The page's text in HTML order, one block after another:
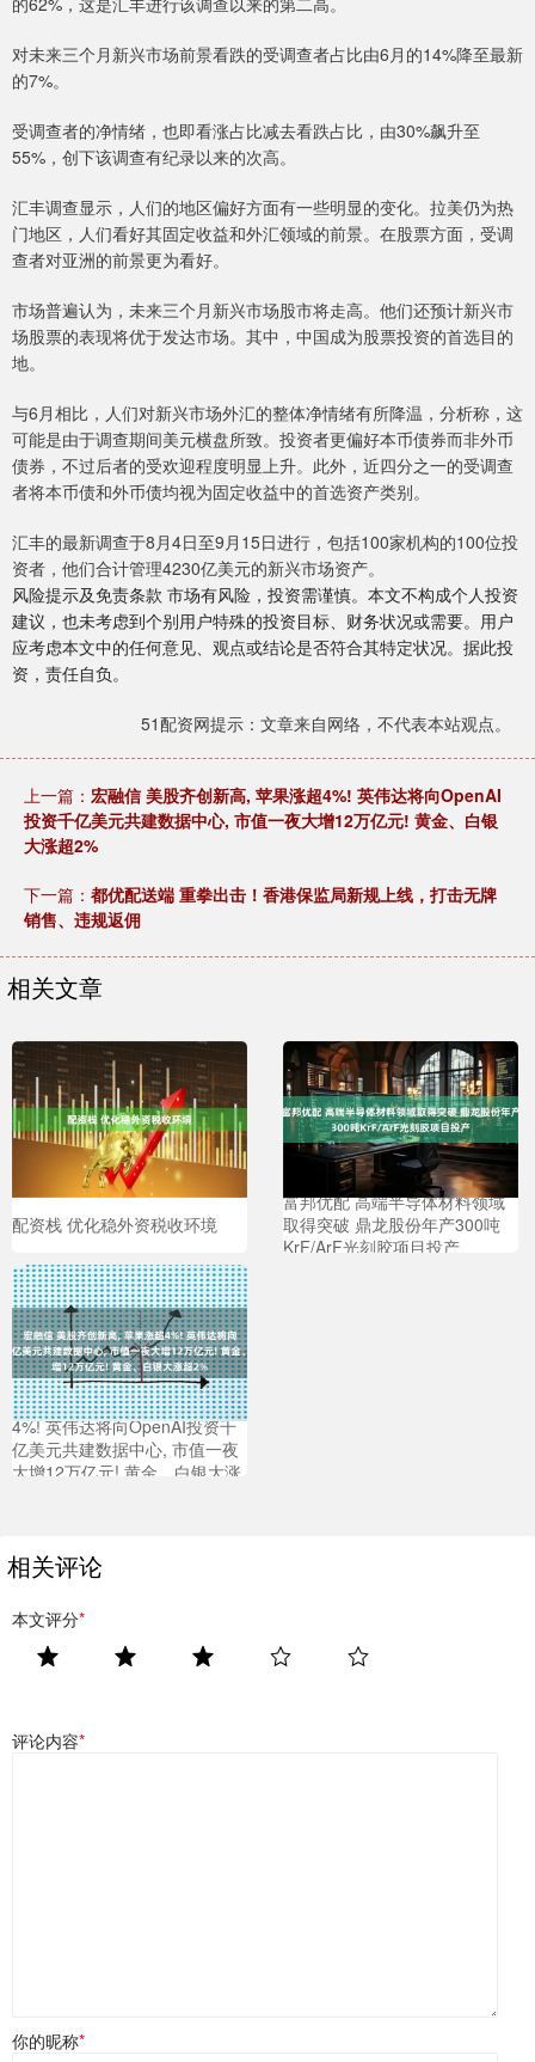
对未来三个月新兴市场前景看跌的受调查者占比由6月的14%降至最新
的7%。
受调查者的净情绪，也即看涨占比减去看跌占比，由30%飙升至
55%，创下该调查有纪录以来的次高。
汇丰调查显示，人们的地区偏好方面有一些明显的变化。拉美仍为热
门地区，人们看好其固定收益和外汇领域的前景。在股票方面，受调
查者对亚洲的前景更为看好。
市场普遍认为，未来三个月新兴市场股市将走高。他们还预计新兴市
场股票的表现将优于发达市场。其中，中国成为股票投资的首选目的
地。
与6月相比，人们对新兴市场外汇的整体净情绪有所降温，分析称，这
可能是由于调查期间美元横盘所致。投资者更偏好本币债券而非外币
债券，不过后者的受欢迎程度明显上升。此外，近四分之一的受调查
者将本币债和外币债均视为固定收益中的首选资产类别。
汇丰的最新调查于8月4日至9月15日进行，包括100家机构的100位投
资者，他们合计管理4230亿美元的新兴市场资产。
风险提示及免责条款 市场有风险，投资需谨慎。本文不构成个人投资
建议，也未考虑到个别用户特殊的投资目标、财务状况或需要。用户
应考虑本文中的任何意见、观点或结论是否符合其特定状况。据此投
资，责任自负。
51配资网提示：文章来自网络，不代表本站观点。
上一篇： 宏融信 美股齐创新高, 苹果涨超4%! 英伟达将向OpenAI
投资千亿美元共建数据中心, 市值一夜大增12万亿元! 黄金、白银
大涨超2%
下一篇： 都优配送端 重拳出击！香港保监局新规上线，打击无牌
销售、违规返佣
相关文章
配资栈 优化稳外资税收环境
富邦优配 高端半导体材料领域
取得突破 鼎龙股份年产300吨
KrF/ArF光刻胶项目投产
宏融信 美股齐创新高, 苹果涨超
4%! 英伟达将向OpenAI投资千
亿美元共建数据中心, 市值一夜
大增12万亿元! 黄金、白银大涨
相关评论
本文评分*
评论内容*
你的昵称*